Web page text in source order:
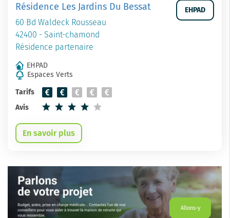
Résidence Les Jardins Du Bessat
60 Bd Waldeck Rousseau
42400 - Saint-chamond
Résidence partenaire
EHPAD
EHPAD
Espaces Verts
Tarifs
Avis
En savoir plus
Allons-y